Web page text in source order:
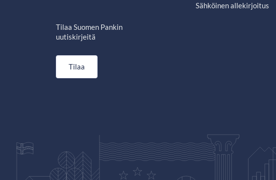
Tilaa Suomen Pankin
uutiskirjeitä
Tilaa
Sähköinen allekirjoitus